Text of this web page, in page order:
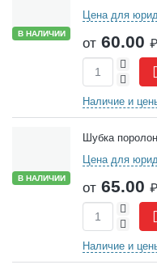
В НАЛИЧИИ
Цена для
от 60.00
-
+
Наличие и
В НАЛИЧИИ
Шубка
Цена для
от 65.00
-
+
Наличие и